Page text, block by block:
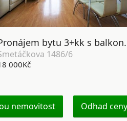
Pronájem bytu 3+kk s
1486/6
000Kč
nemovitost Odhad